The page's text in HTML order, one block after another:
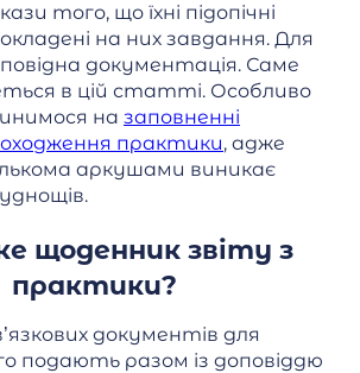
того, що їхні підопічні
на них завдання. Для
документація. Саме
в цій статті. Особливо
на заповненні
практики, адже
аркушами виникає
щоденник звіту з
практики?
документів для
подають разом із доповіддю